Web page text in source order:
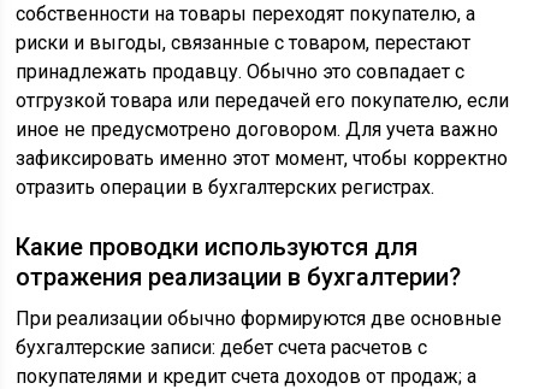
собственности на товары переходят покупателю, а
риски и выгоды, связанные с товаром, перестают
принадлежать продавцу. Обычно это совпадает с
отгрузкой товара или передачей его покупателю, если
иное не предусмотрено договором. Для учета важно
зафиксировать именно этот момент, чтобы корректно
отразить операции в бухгалтерских регистрах.
Какие проводки используются для
отражения реализации в бухгалтерии?
При реализации обычно формируются две основные
бухгалтерские записи: дебет счета расчетов с
покупателями и кредит счета доходов от продаж; а